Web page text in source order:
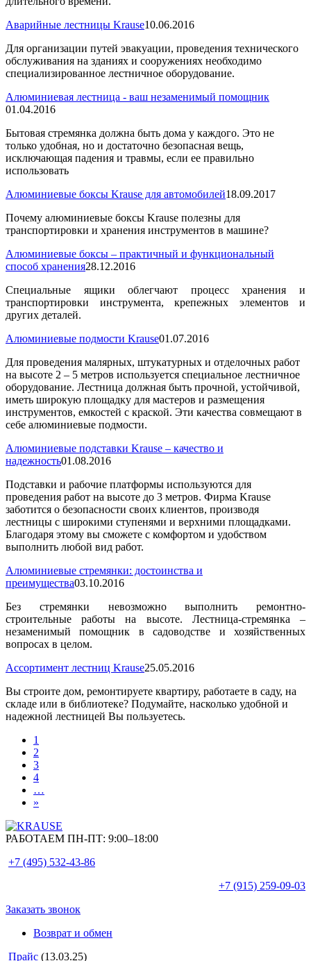
Аварийные лестницы Krause10.06.2016
Для организации путей эвакуации, проведения технического
обслуживания на зданиях и сооружениях необходимо
специализированное лестничное оборудование.
Алюминиевая лестница - ваш незаменимый помощник
01.04.2016
Бытовая стремянка должна быть дома у каждого. Это не
только удобная, но и достаточно безопасная вещь,
исключающая падения и травмы, если ее правильно
использовать
Алюминиевые боксы Krause для автомобилей18.09.2017
Почему алюминиевые боксы Krause полезны для
транспортировки и хранения инструментов в машине?
Алюминиевые боксы – практичный и функциональный
способ хранения28.12.2016
Специальные ящики облегчают процесс хранения и
транспортировки инструмента, крепежных элементов и
других деталей.
Алюминиевые подмости Krause01.07.2016
Для проведения малярных, штукатурных и отделочных работ
на высоте 2 – 5 метров используется специальное лестничное
оборудование. Лестница должная быть прочной, устойчивой,
иметь широкую площадку для мастеров и размещения
инструментов, емкостей с краской. Эти качества совмещают в
себе алюминиевые подмости.
Алюминиевые подставки Krause – качество и
надежность01.08.2016
Подставки и рабочие платформы используются для
проведения работ на высоте до 3 метров. Фирма Krause
заботится о безопасности своих клиентов, производя
лестницы с широкими ступенями и верхними площадками.
Благодаря этому вы сможете с комфортом и удобством
выполнить любой вид работ.
Алюминиевые стремянки: достоинства и
преимущества03.10.2016
Без стремянки невозможно выполнить ремонтно-
строительные работы на высоте. Лестница-стремянка –
незаменимый помощник в садоводстве и хозяйственных
вопросах в целом.
Ассортимент лестниц Krause25.05.2016
Вы строите дом, ремонтируете квартиру, работаете в саду, на
складе или в библиотеке? Подумайте, насколько удобной и
надежной лестницей Вы пользуетесь.
1
2
3
4
…
»
РАБОТАЕМ ПН-ПТ: 9:00–18:00
+7 (495) 532-43-86
+7 (915) 259-09-03
Заказать звонок
Возврат и обмен
Прайс (13.03.25)